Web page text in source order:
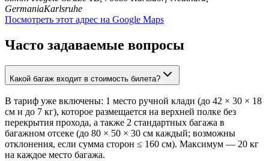
GermaniaKarlsruhe
Посмотреть этот адрес на Google Maps
Часто задаваемые вопросы
Какой багаж входит в стоимость билета?
В тариф уже включены: 1 место ручной клади (до 42 × 30 × 18
см и до 7 кг), которое размещается на верхней полке без
перекрытия прохода, а также 2 стандартных багажа в
багажном отсеке (до 80 × 50 × 30 см каждый; возможны
отклонения, если сумма сторон ≤ 160 см). Максимум — 20 кг
на каждое место багажа.